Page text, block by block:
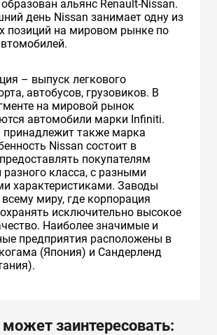
альянс Renault-Nissan.
день Nissan занимает одну из
позиций на мировом рынке по
– выпуск легкового
автобусов, грузовиков. В
на мировой рынок
автомобили марки Infiniti.
принадлежит также марка
Nissan состоит в
покупателям
класса, с разными
характеристиками. Заводы
всему миру, где корпорация
исключительно высокое
Наиболее значимые и
предприятия расположены в
(Япония) и Сандерленд
заинтересовать: